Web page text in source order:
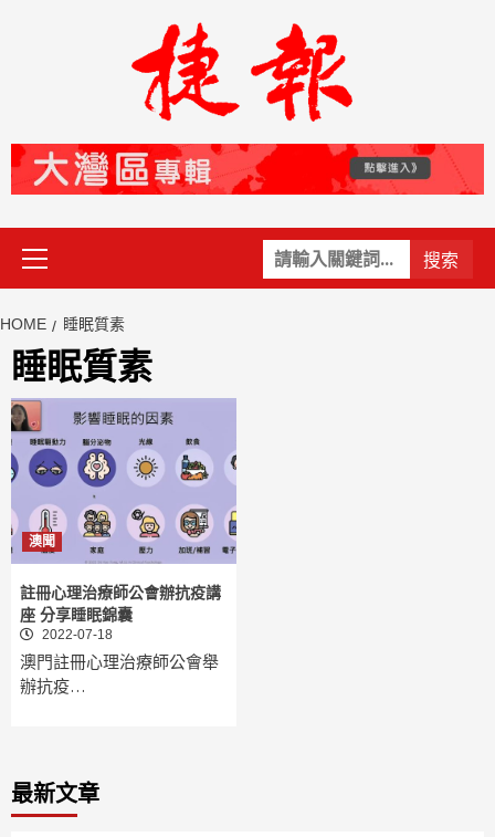
關
鍵
Primary
Menu
HOME 睡眠質素
睡眠質素
澳聞
註冊心理治療師公會辦抗疫講
座 分享睡眠錦囊
2022-07-18
澳門註冊心理治療師公會舉
辦抗疫…
最新文章